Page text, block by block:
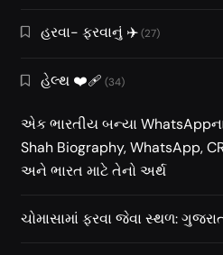
હરવા- ફરવાનું ✈️(27)
હેલ્થ ❤️‍🩹 (34)
એક ભારતીય બન્યા WhatsAppના
Shah Biography, WhatsApp,
અને ભારત માટે તેનો અર્થ
ચોમાસામાં ફરવા જેવા સ્થળ: